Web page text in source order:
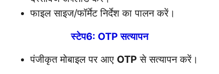
फाइल साइज/फॉर्मेट निर्देश का पालन करें।
स्टेप6: OTP सत्यापन
पंजीकृत मोबाइल पर आए OTP से सत्यापन करें।